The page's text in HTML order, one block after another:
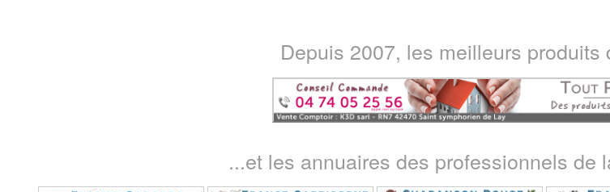
Depuis 2007, les meilleurs produits
...et les annuaires des professionnels de